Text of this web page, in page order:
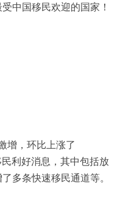
中国移民欢迎的国家！
增，环比上涨了
利好消息，其中包括放
多条快速移民通道等。